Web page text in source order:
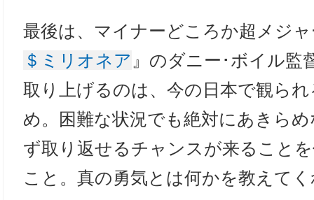
最後は、マイナーどころか超メジ
＄ミリオネア 』のダニー･ボイル監
取り上げるのは、今の日本で観ら
め。困難な状況でも絶対にあきら
ず取り返せるチャンスが来ること
こと。真の勇気とは何かを教えて